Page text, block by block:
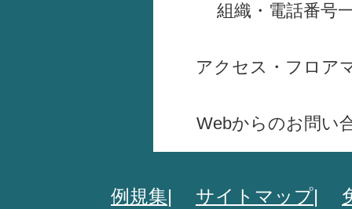
組織・電話番号
アクセス・フロア
Webからのお問い
例規集 サイトマップ